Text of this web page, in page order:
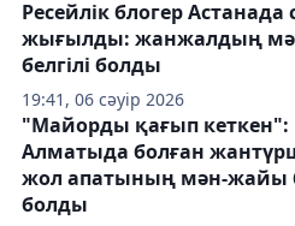
19:41, 06 сәуір 2026
Ресейлік блогер Астанада
жығылды: жанжалдың
белгілі болды
"Майорды қағып кеткен":
Алматыда болған
жол апатының мән-жайы
болды